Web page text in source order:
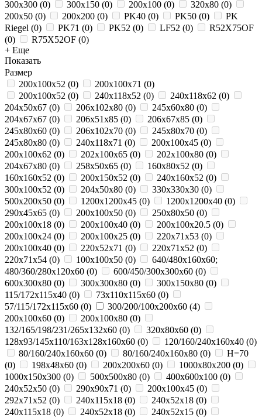
300x300 (0) 300x150 (0) 200x100 (0) 320х80 (0)
200x50 (0) 200х200 (0) PK40 (0) PK50 (0)
PK
Riegel (0) PK71 (0) PK52 (0) LF52 (0)
R52X75OF
(0) R75X52OF (0)
+ Еще
Показать
Размер
200х100х52 (0) 200x100x71 (0)
200x100x52 (0) 240x118x52 (0) 240x118x62 (0)
204x50x67 (0) 206x102x80 (0) 245x60x80 (0)
204x67x67 (0) 206x51x85 (0) 206x67x85 (0)
245x80x60 (0) 206x102x70 (0) 245x80x70 (0)
245x80x80 (0) 240x118x71 (0) 200x100x45 (0)
200x100x62 (0) 202x100x65 (0) 202x100x80 (0)
204x67x80 (0) 258x50x65 (0) 160x80x52 (0)
160x160x52 (0) 200x150x52 (0) 240x160x52 (0)
300x100x52 (0) 204x50x80 (0) 330х330х30 (0)
500х200х50 (0) 1200х1200х45 (0) 1200х1200х40 (0)
290х45х65 (0) 200x100x50 (0) 250х80х50 (0)
200x100x18 (0) 200x100x40 (0) 200x100x20.5 (0)
200x100x24 (0) 200x100x25 (0) 220x71x53 (0)
200х100х40 (0) 220x52x71 (0) 220x71x52 (0)
220x71x54 (0) 100x100x50 (0)
640/480x160x60;
480/360/280x120x60 (0) 600/450/300x300x60 (0)
600x300x80 (0) 300x300x80 (0) 300x150x80 (0)
115/172x115x40 (0) 73x110x115x60 (0)
57/115/172x115x60 (0) 300/200/100x200x60 (4)
200x100x60 (0) 200x100x80 (0)
132/165/198/231/265x132x60 (0) 320x80x60 (0)
128x93/145x110/163x128x160x60 (0) 120/160/240x160x40 (0)
80/160/240x160x60 (0) 80/160/240x160x80 (0)
H=70
(0) 198x48x60 (0) 200x200x60 (0) 1000x80х200 (0)
1000x150х300 (0) 500x500х80 (0) 400x600х100 (0)
240x52x50 (0) 290x90x71 (0) 200х100х45 (0)
292x71x52 (0) 240х115х18 (0) 240x52x18 (0)
240x115x18 (0) 240х52х18 (0) 240х52х15 (0)